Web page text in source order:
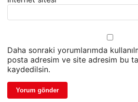
Daha sonraki yorumlarımda
posta adresim ve site adresim bu
kaydedilsin.